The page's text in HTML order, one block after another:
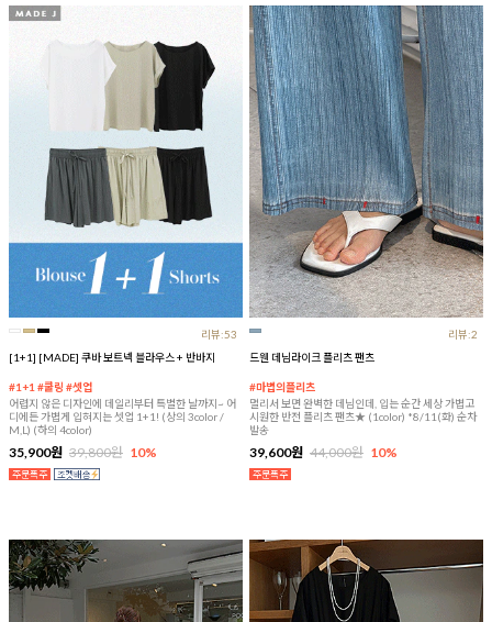
리뷰:53
[1+1] [MADE] 쿠바 보트넥 블라우스 + 반바지
#1+1 #쿨링 #셋업
어렵지 않은 디자인에 데일리부터 특별한 날까지~ 어
디에든 가볍게 입혀지는 셋업 1+1! (상의 3color /
M,L) (하의 4color)
35,900원 39,800원 10%
리뷰:2
드웬 데님라이크 플리츠 팬츠
#마법의플리츠
멀리서 보면 완벽한 데님인데, 입는 순간 세상 가볍고
시원한 반전 플리츠 팬츠★ (1color) *8/11(화) 순차
발송
39,600원 44,000원 10%